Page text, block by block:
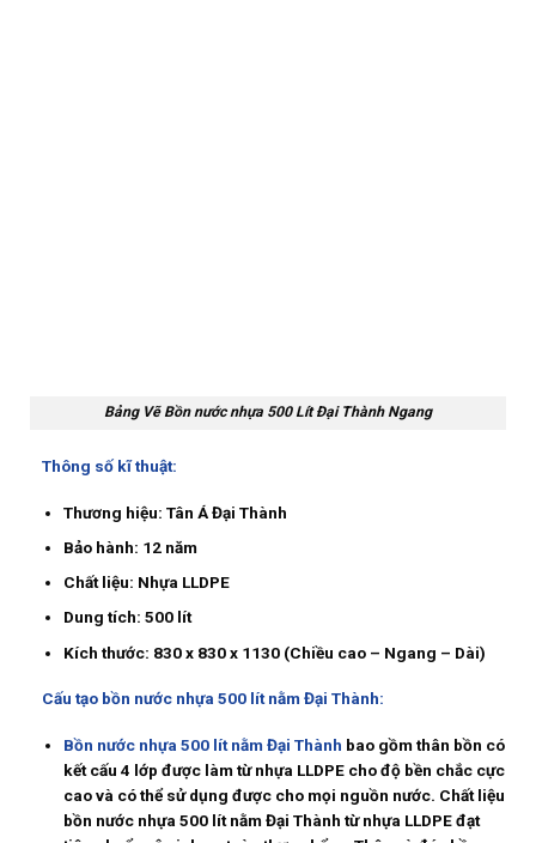
Bảng Vẽ Bồn nước nhựa 500 Lít Đại Thành Ngang
Thông số kĩ thuật:
Thương hiệu: Tân Á Đại Thành
Bảo hành: 12 năm
Chất liệu: Nhựa LLDPE
Dung tích: 500 lít
Kích thước: 830 x 830 x 1130 (Chiều cao – Ngang – Dài)
Cấu tạo bồn nước nhựa 500 lít nằm Đại Thành:
Bồn nước nhựa 500 lít nằm Đại Thành bao gồm thân bồn có
kết cấu 4 lớp được làm từ nhựa LLDPE cho độ bền chắc cực
cao và có thể sử dụng được cho mọi nguồn nước. Chất liệu
bồn nước nhựa 500 lít nằm Đại Thành từ nhựa LLDPE đạt